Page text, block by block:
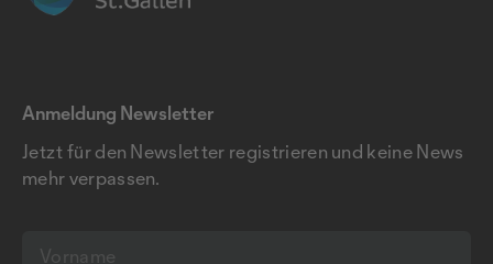
Anmeldung Newsletter
Jetzt für den Newsletter registrieren und keine News
mehr verpassen.